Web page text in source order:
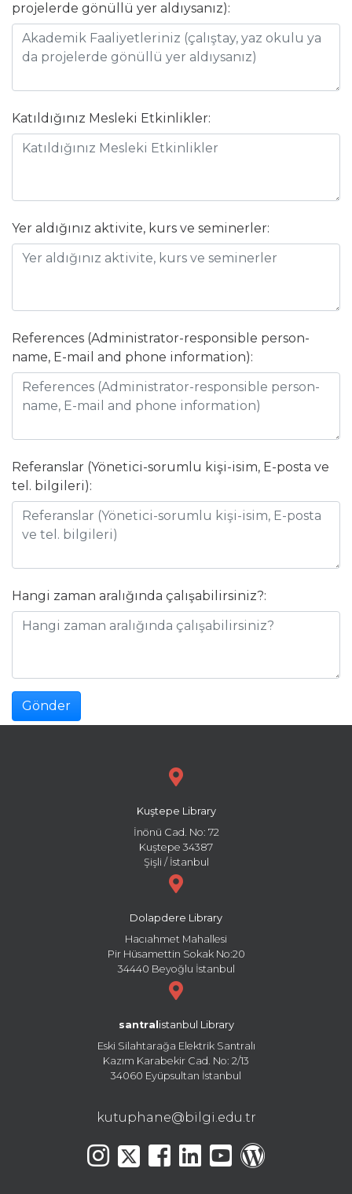
projelerde gönüllü yer aldıysanız):
Katıldığınız Mesleki Etkinlikler:
Yer aldığınız aktivite, kurs ve seminerler:
References (Administrator-responsible person-
name, E-mail and phone information):
Referanslar (Yönetici-sorumlu kişi-isim, E-posta ve
tel. bilgileri):
Hangi zaman aralığında çalışabilirsiniz?:
Gönder
Kuştepe Library
İnönü Cad. No: 72
Kuştepe 34387
Şişli / İstanbul
Dolapdere Library
Hacıahmet Mahallesi
Pir Hüsamettin Sokak No:20
34440 Beyoğlu İstanbul
santral istanbul Library
Eski Silahtarağa Elektrik Santralı
Kazım Karabekir Cad. No: 2/13
34060 Eyüpsultan İstanbul
kutuphane@bilgi.edu.tr